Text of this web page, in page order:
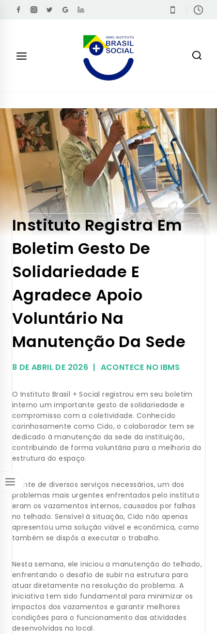
Instituto Registra Em
Boletim Gesto De
Solidariedade E
Agradece Apoio
Voluntário Na
Manutenção Da Sede
8 DE ABRIL DE 2026 ACONTECE NO IBMS
O Instituto Brasil + Social registrou em seu boletim
interno um importante gesto de solidariedade e
compromisso com a coletividade. Conhecido
carinhosamente como Cido, o colaborador tem se
dedicado à manutenção da sede da instituição,
contribuindo de forma voluntária para a melhoria da
estrutura do espaço.
Diante de diversos serviços necessários, um dos
problemas mais urgentes enfrentados pelo instituto
eram os vazamentos internos, causados por falhas
no telhado. Sensível à situação, Cido não apenas
apresentou uma solução viável e econômica, como
também se dispôs a executar o trabalho.
Nesta semana, ele iniciou a manutenção do telhado,
enfrentando o desafio de subir na estrutura para
atuar diretamente na resolução do problema. A
iniciativa tem sido fundamental para minimizar os
impactos dos vazamentos e garantir melhores
condições para o funcionamento das atividades
desenvolvidas no local.